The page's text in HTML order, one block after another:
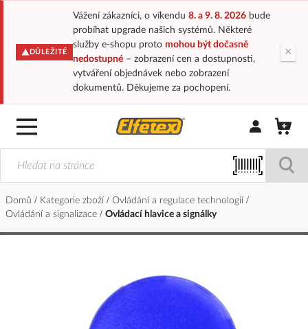
DŮLEŽITÉ
Vážení zákazníci, o víkendu 8. a 9. 8. 2026bude
probíhat upgrade našich systémů. Některé
služby e-shopu proto mohou být dočasně
nedostupné– zobrazení cen a dostupnosti,
vytváření objednávek nebo zobrazení
dokumentů. Děkujeme za pochopení.
×
Přihlásit/
Domů Kategorie zboží
Ovládání a regulace technologií
Ovládání a signalizace
Ovládací hlavice a signálky